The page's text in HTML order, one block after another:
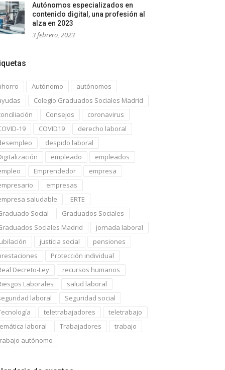
Autónomos especializados en
contenido digital, una profesión al
alza en 2023
3 febrero, 2023
Autónomo
autónomos
Colegio Graduados Sociales Madrid
Consejos
coronavirus
19
COVID19
derecho laboral
despido laboral
empleado
empleados
Emprendedor
empresa
empresas
saludable
ERTE
Social
Graduados Sociales
Sociales Madrid
jornada laboral
justicia social
pensiones
Protección individual
Decreto-Ley
recursos humanos
Laborales
salud laboral
laboral
Seguridad social
teletrabajadores
teletrabajo
laboral
Trabajadores
trabajo
autónomo